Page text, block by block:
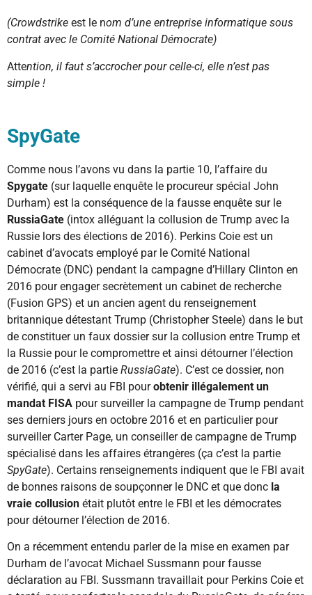
(Crowdstrike est le nom d’une entreprise informatique sous
contrat avec le Comité National Démocrate)
Attention, il faut s’accrocher pour celle-ci, elle n’est pas
simple !
SpyGate
Comme nous l’avons vu dans la partie 10, l’affaire du
Spygate (sur laquelle enquête le procureur spécial John
Durham) est la conséquence de la fausse enquête sur le
RussiaGate (intox alléguant la collusion de Trump avec la
Russie lors des élections de 2016). Perkins Coie est un
cabinet d’avocats employé par le Comité National
Démocrate (DNC) pendant la campagne d’Hillary Clinton en
2016 pour engager secrètement un cabinet de recherche
(Fusion GPS) et un ancien agent du renseignement
britannique détestant Trump (Christopher Steele) dans le but
de constituer un faux dossier sur la collusion entre Trump et
la Russie pour le compromettre et ainsi détourner l’élection
de 2016 (c’est la partie RussiaGate). C’est ce dossier, non
vérifié, qui a servi au FBI pourobtenir illégalement un
mandat FISA pour surveiller la campagne de Trump pendant
ses derniers jours en octobre 2016 et en particulier pour
surveiller Carter Page, un conseiller de campagne de Trump
spécialisé dans les affaires étrangères (ça c’est la partie
SpyGate). Certains renseignements indiquent que le FBI avait
de bonnes raisons de soupçonner le DNC et que donc la
vraie collusion était plutôt entre le FBI et les démocrates
pour détourner l’élection de 2016.
On a récemment entendu parler de la mise en examen par
Durham de l’avocat Michael Sussmann pour fausse
déclaration au FBI. Sussmann travaillait pour Perkins Coie et